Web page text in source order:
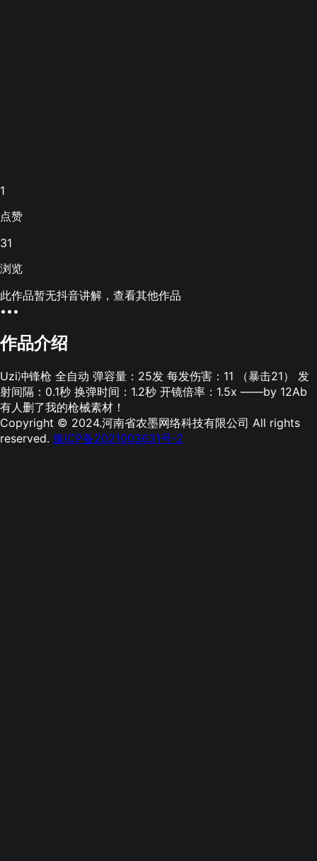
1
点赞
31
浏览
此作品暂无抖音讲解，查看其他作品
•••
作品介绍
Uzi冲锋枪 全自动 弹容量：25发 每发伤害：11 （暴击21） 发
射间隔：0.1秒 换弹时间：1.2秒 开镜倍率：1.5x ——by 12Ab
有人删了我的枪械素材！
Copyright © 2024.河南省农墨网络科技有限公司 All rights
reserved. 豫ICP备2021003631号-2